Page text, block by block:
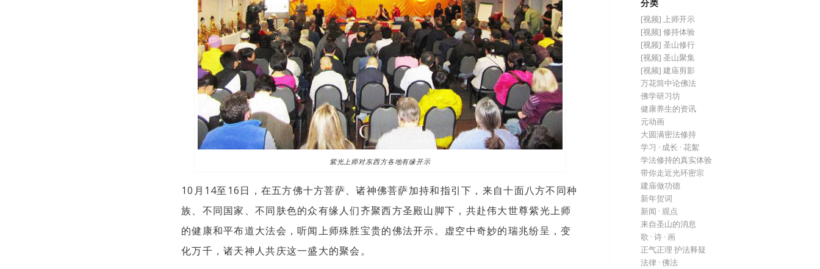
紫光上师对东西方各地有缘开示
10月14至16日，在五方佛十方菩萨、诸神佛菩萨加持和指引下，来自十面八方不同种
族、不同国家、不同肤色的众有缘人们齐聚西方圣殿山脚下，共赴伟大世尊紫光上师
的健康和平布道大法会，听闻上师殊胜宝贵的佛法开示。虚空中奇妙的瑞兆纷呈，变
化万千，诸天神人共庆这一盛大的聚会。
分类
[视频] 上师开示
[视频] 修持体验
[视频] 圣山修行
[视频] 圣山聚集
[视频] 建庙剪影
万花筒中论佛法
佛学研习坊
健康养生的资讯
元动画
大圆满密法修持
学习 · 成长 · 花絮
学法修持的真实体验
带你走近光环密宗
建庙做功德
新年贺词
新闻 · 观点
来自圣山的消息
歌 · 诗 · 画
正气正理 护法释疑
法律 · 佛法